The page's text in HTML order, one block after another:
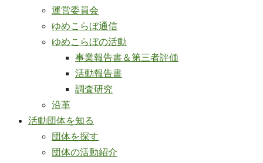
運営委員会
ゆめこらぼ通信
ゆめこらぼの活動
事業報告書＆第三者評価
活動報告書
調査研究
沿革
活動団体を知る
団体を探す
団体の活動紹介